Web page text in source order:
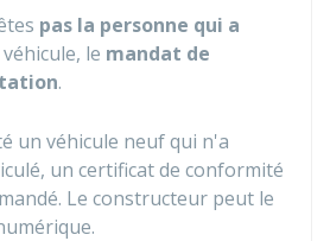
pas la personne qui a
véhicule, le mandat de
.
un véhicule neuf qui n'a
un certificat de conformité
Le constructeur peut le